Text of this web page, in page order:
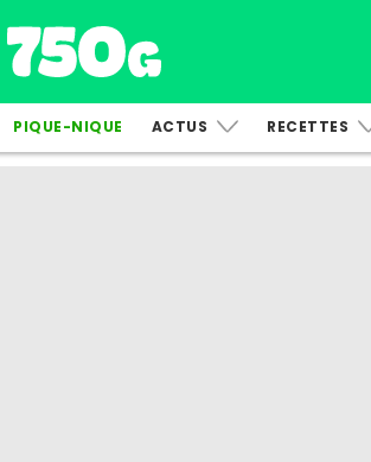
PIQUE-NIQUE ACTUS RECETTES